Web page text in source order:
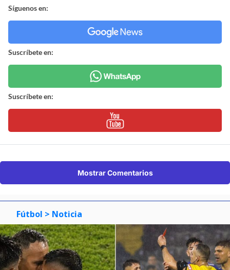
Síguenos en:
Suscríbete en:
Suscríbete en:
Mostrar Comentarios
Fútbol > Noticia